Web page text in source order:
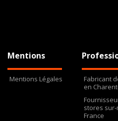
Mentions
Mentions Légales
Fabricant
en
stores
France